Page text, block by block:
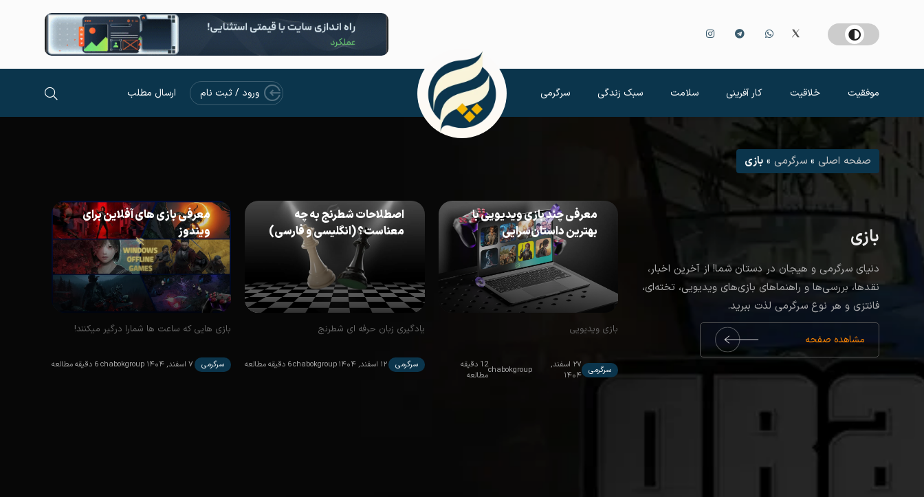
موفقیت خلاقیت کار آفرینی سلامت سبک زندگی سرگرمی ورود / ثبت نام ارسال مطلب
صفحه اصلی » سرگرمی » بازی
بازی
دنیای سرگرمی و هیجان در دستان شما! از آخرین اخبار،
نقدها، بررسی‌ها و راهنماهای بازی‌های ویدیویی، تخته‌ای،
فانتزی و هر نوع سرگرمی لذت ببرید.
مشاهده صفحه
معرفی چند بازی ویدیویی با
بهترین داستان‌سرایی
بازی ویدیویی
سرگرمی
۲۷ اسفند,
۱۴۰۴
chabokgroup
12 دقیقه
مطالعه
اصطلاحات شطرنج به چه
معناست؟ (انگلیسی و فارسی)
یادگیری زبان حرفه ای شطرنج
سرگرمی ۱۲ اسفند, ۱۴۰۴ chabokgroup6 دقیقه مطالعه
معرفی بازی های آفلاین برای
ویندوز
بازی هایی که ساعت ها شمارا درگیر میکنند!
سرگرمی ۷ اسفند, ۱۴۰۴ chabokgroup6 دقیقه مطالعه